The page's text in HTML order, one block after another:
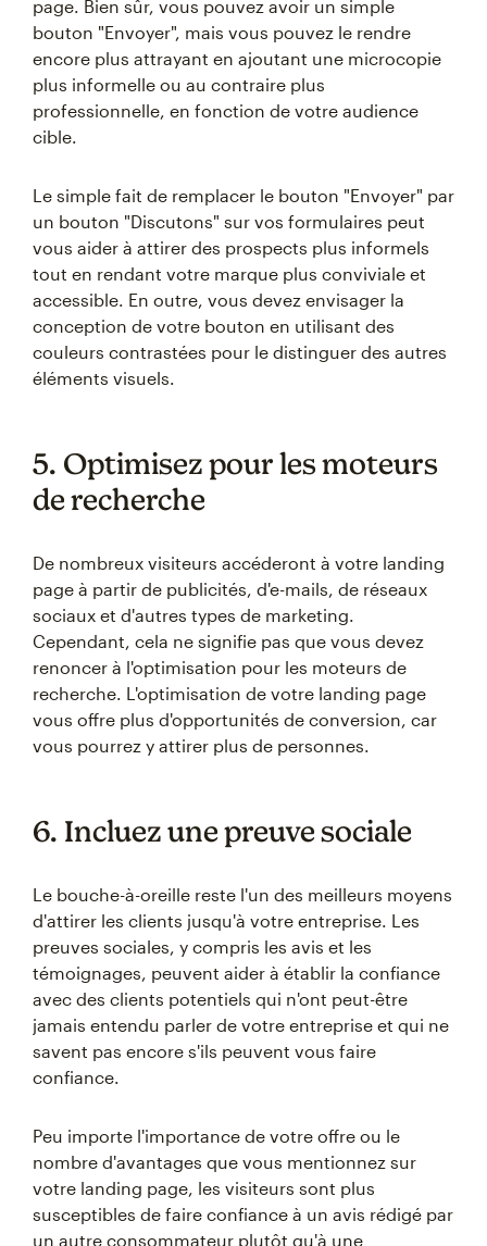
page. Bien sûr, vous pouvez avoir un simple
bouton "Envoyer", mais vous pouvez le rendre
encore plus attrayant en ajoutant une microcopie
plus informelle ou au contraire plus
professionnelle, en fonction de votre audience
cible.
Le simple fait de remplacer le bouton "Envoyer" par
un bouton "Discutons" sur vos formulaires peut
vous aider à attirer des prospects plus informels
tout en rendant votre marque plus conviviale et
accessible. En outre, vous devez envisager la
conception de votre bouton en utilisant des
couleurs contrastées pour le distinguer des autres
éléments visuels.
5. Optimisez pour les moteurs
de recherche
De nombreux visiteurs accéderont à votre landing
page à partir de publicités, d'e-mails, de réseaux
sociaux et d'autres types de marketing.
Cependant, cela ne signifie pas que vous devez
renoncer à l'optimisation pour les moteurs de
recherche. L'optimisation de votre landing page
vous offre plus d'opportunités de conversion, car
vous pourrez y attirer plus de personnes.
6. Incluez une preuve sociale
Le bouche-à-oreille reste l'un des meilleurs moyens
d'attirer les clients jusqu'à votre entreprise. Les
preuves sociales, y compris les avis et les
témoignages, peuvent aider à établir la confiance
avec des clients potentiels qui n'ont peut-être
jamais entendu parler de votre entreprise et qui ne
savent pas encore s'ils peuvent vous faire
confiance.
Peu importe l'importance de votre offre ou le
nombre d'avantages que vous mentionnez sur
votre landing page, les visiteurs sont plus
susceptibles de faire confiance à un avis rédigé par
un autre consommateur plutôt qu'à une